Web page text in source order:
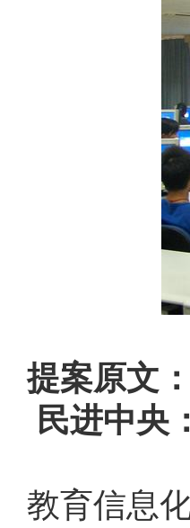
提案原文：
民进中央
教育信息